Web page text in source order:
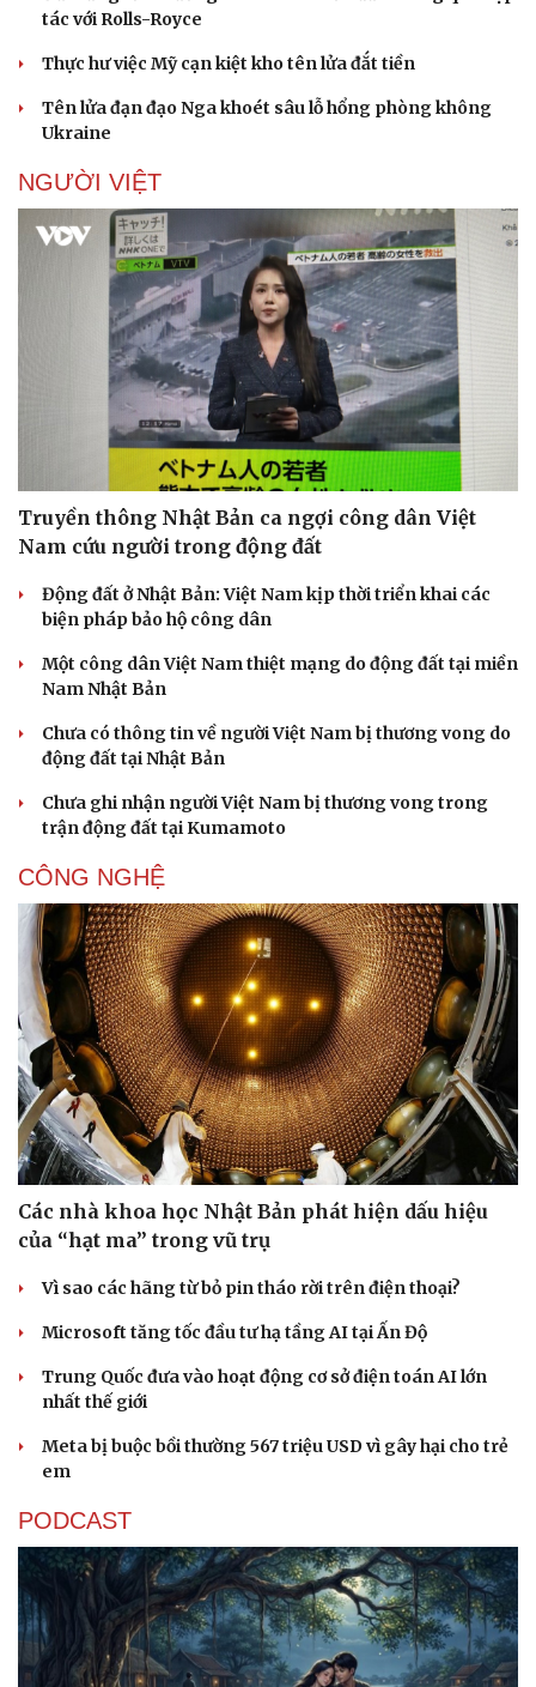
Sức khỏe
Cây thuốc
Sản phụ khoa
Nhi khoa
Nam khoa
Làm đẹp - giảm cân
Phòng mạch online
Ăn sạch sống khỏe
Tình yêu - Gia đình
tác với Rolls-Royce
Thực hư việc Mỹ cạn kiệt kho tên lửa đắt tiền
Tên lửa đạn đạo Nga khoét sâu lỗ hổng phòng không
Ukraine
NGƯỜI VIỆT
Truyền thông Nhật Bản ca ngợi công dân Việt
Nam cứu người trong động đất
Động đất ở Nhật Bản: Việt Nam kịp thời triển khai các
biện pháp bảo hộ công dân
Một công dân Việt Nam thiệt mạng do động đất tại miền
Nam Nhật Bản
Chưa có thông tin về người Việt Nam bị thương vong do
động đất tại Nhật Bản
Chưa ghi nhận người Việt Nam bị thương vong trong
trận động đất tại Kumamoto
CÔNG NGHỆ
Các nhà khoa học Nhật Bản phát hiện dấu hiệu
của “hạt ma” trong vũ trụ
Vì sao các hãng từ bỏ pin tháo rời trên điện thoại?
Microsoft tăng tốc đầu tư hạ tầng AI tại Ấn Độ
Trung Quốc đưa vào hoạt động cơ sở điện toán AI lớn
nhất thế giới
Meta bị buộc bồi thường 567 triệu USD vì gây hại cho trẻ
em
PODCAST